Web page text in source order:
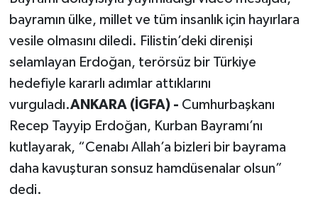
bayramın ülke, millet ve tüm insanlık için hayırlara
vesile olmasını diledi. Filistin’deki direnişi
selamlayan Erdoğan, terörsüz bir Türkiye
hedefiyle kararlı adımlar attıklarını
vurguladı.ANKARA (İGFA) - Cumhurbaşkanı
Recep Tayyip Erdoğan, Kurban Bayramı’nı
kutlayarak, “Cenabı Allah’a bizleri bir bayrama
daha kavuşturan sonsuz hamdüsenalar olsun”
dedi.